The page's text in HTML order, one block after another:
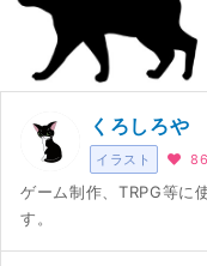
イラスト
くろしろや
86
ゲーム制作、TRPG等に
す。